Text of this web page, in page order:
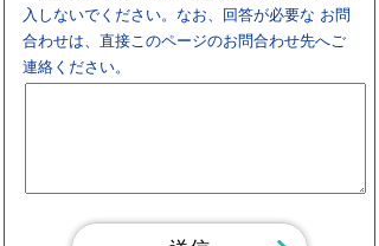
入しないでください。なお、回答が必要な お問
合わせは、直接このページのお問合わせ先へご
連絡ください。